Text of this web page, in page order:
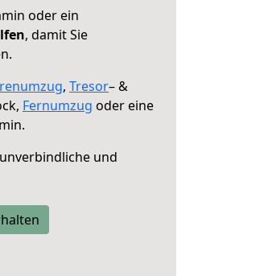
oder ein
, damit Sie
, Tresor– &
Fernumzug oder eine
und